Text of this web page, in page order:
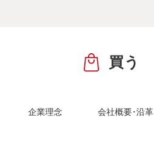
買う
企業理念 会社概要･沿革